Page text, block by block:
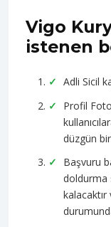
Vigo
istenen
Adli Sicil
Profil
düzgün
Başvuru
doldurma